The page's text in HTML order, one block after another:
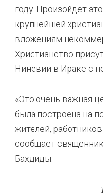
году. Произойдёт
крупнейшей
вложениям
Христианство
Ниневии в Ираке с
«Это очень важная
была построена на
жителей,
сообщает
Бахдиды.